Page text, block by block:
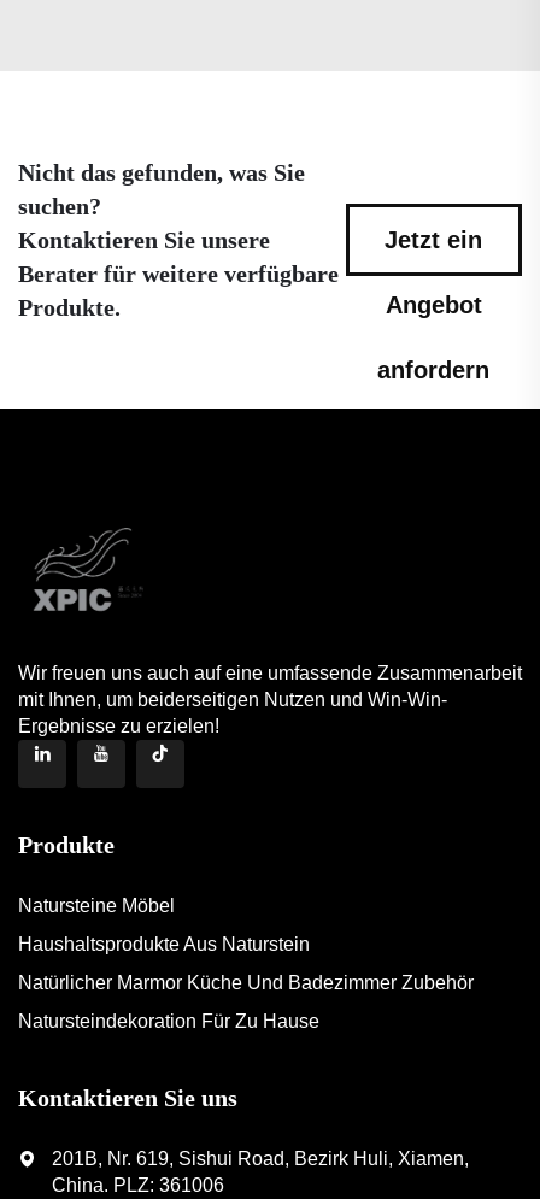
Nicht das gefunden, was Sie
suchen?
Kontaktieren Sie unsere
Berater für weitere verfügbare
Produkte.
Jetzt ein
Angebot
anfordern
Wir freuen uns auch auf eine umfassende Zusammenarbeit
mit Ihnen, um beiderseitigen Nutzen und Win-Win-
Ergebnisse zu erzielen!
Produkte
Natursteine Möbel
Haushaltsprodukte Aus Naturstein
Natürlicher Marmor Küche Und Badezimmer Zubehör
Natursteindekoration Für Zu Hause
Kontaktieren Sie uns
201B, Nr. 619, Sishui Road, Bezirk Huli, Xiamen,
China. PLZ: 361006